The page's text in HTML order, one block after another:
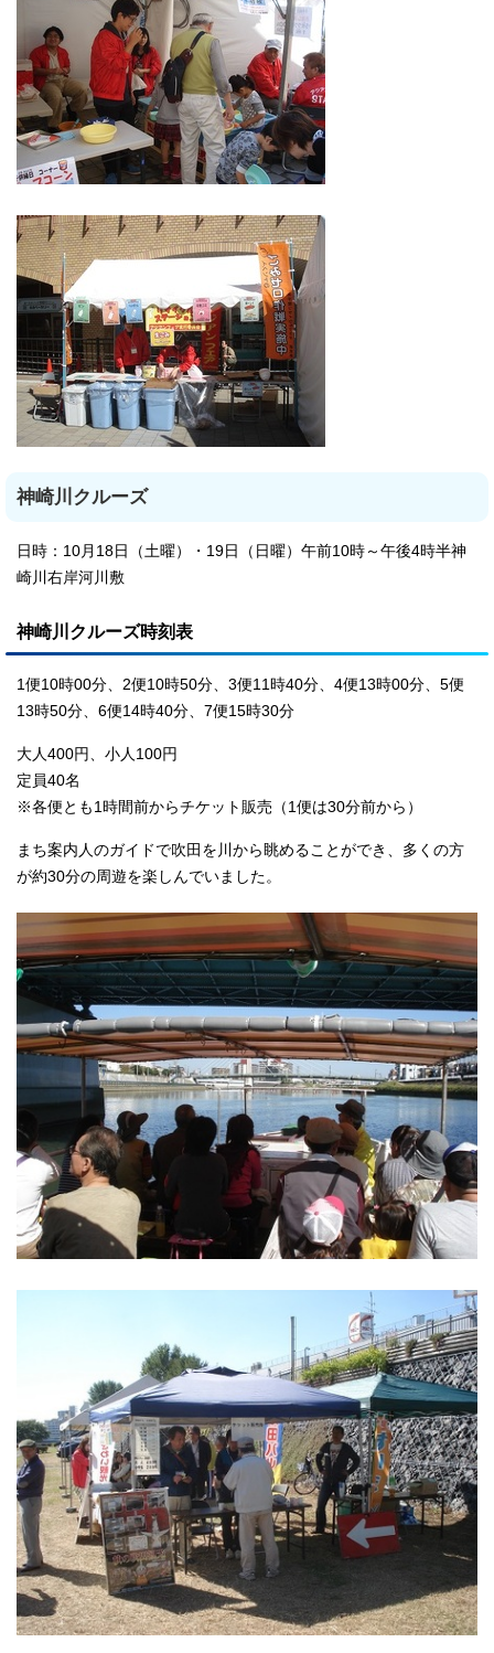
神崎川クルーズ
日時：10月18日（土曜）・19日（日曜）午前10時～午後4時半神
崎川右岸河川敷
神崎川クルーズ時刻表
1便10時00分、2便10時50分、3便11時40分、4便13時00分、5便
13時50分、6便14時40分、7便15時30分
大人400円、小人100円
定員40名
※各便とも1時間前からチケット販売（1便は30分前から）
まち案内人のガイドで吹田を川から眺めることができ、多くの方
が約30分の周遊を楽しんでいました。